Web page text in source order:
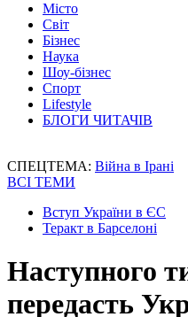
Місто
Світ
Бізнес
Наука
Шоу-бізнес
Спорт
Lifestyle
БЛОГИ ЧИТАЧІВ
СПЕЦТЕМА: Війна в Ірані
ВСІ ТЕМИ
Вступ України в ЄС
Теракт в Барселоні
Наступного
передасть